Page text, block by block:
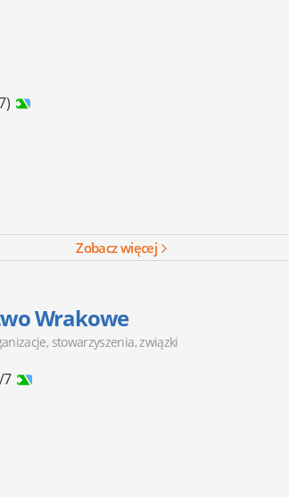
Zobacz więcej
Wrakowe
stowarzyszenia, związki
7